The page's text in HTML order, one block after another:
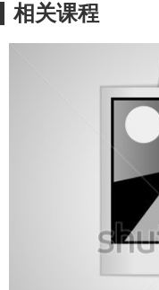
相关课程